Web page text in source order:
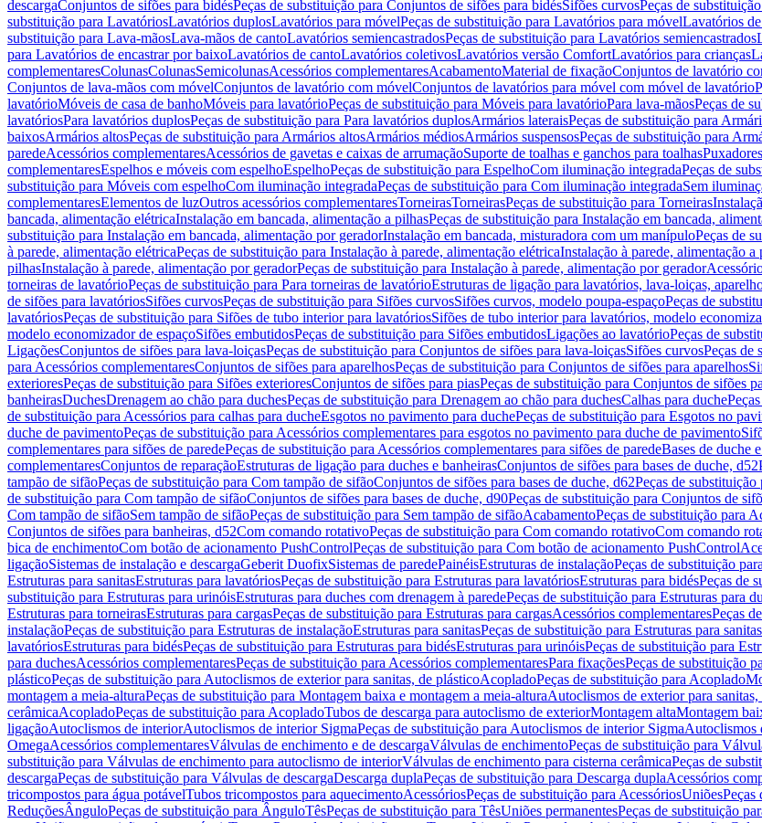
descargaConjuntos de sifões para bidésPeças de substituição para Conjuntos de sifões para bidésSifões curvosPeças de
substituição para LavatóriosLavatórios duplosLavatórios para móvelPeças de substituição para Lavatórios para móvelLavatórios
substituição para Lava-mãosLava-mãos de cantoLavatórios semiencastradosPeças de substituição para Lavatórios semiencastrados
para Lavatórios de encastrar por baixoLavatórios de cantoLavatórios coletivosLavatórios versão ComfortLavatórios para crianças
complementaresColunasColunasSemicolunasAcessórios complementaresAcabamentoMaterial de fixaçãoConjuntos de lavatório
Conjuntos de lava-mãos com móvelConjuntos de lavatório com móvelConjuntos de lavatórios para móvel com móvel de lavatório
lavatórioMóveis de casa de banhoMóveis para lavatórioPeças de substituição para Móveis para lavatórioPara lava-mãosPeças de
lavatóriosPara lavatórios duplosPeças de substituição para Para lavatórios duplosArmários lateraisPeças de substituição para
baixosArmários altosPeças de substituição para Armários altosArmários médiosArmários suspensosPeças de substituição para
paredeAcessórios complementaresAcessórios de gavetas e caixas de arrumaçãoSuporte de toalhas e ganchos para toalhasPuxadores
complementaresEspelhos e móveis com espelhoEspelhoPeças de substituição para EspelhoCom iluminação integradaPeças de
substituição para Móveis com espelhoCom iluminação integradaPeças de substituição para Com iluminação integradaSem
complementaresElementos de luzOutros acessórios complementaresTorneirasTorneirasPeças de substituição para Torneiras
bancada, alimentação elétricaInstalação em bancada, alimentação a pilhasPeças de substituição para Instalação em bancada,
substituição para Instalação em bancada, alimentação por geradorInstalação em bancada, misturadora com um manípuloPeças de
à parede, alimentação elétricaPeças de substituição para Instalação à parede, alimentação elétricaInstalação à parede, alimentação a
pilhasInstalação à parede, alimentação por geradorPeças de substituição para Instalação à parede, alimentação por gerador
torneiras de lavatórioPeças de substituição para Para torneiras de lavatórioEstruturas de ligação para lavatórios, lava-loiças,
de sifões para lavatóriosSifões curvosPeças de substituição para Sifões curvosSifões curvos, modelo poupa-espaçoPeças de
lavatóriosPeças de substituição para Sifões de tubo interior para lavatóriosSifões de tubo interior para lavatórios, modelo
modelo economizador de espaçoSifões embutidosPeças de substituição para Sifões embutidosLigações ao lavatórioPeças de
LigaçõesConjuntos de sifões para lava-loiçasPeças de substituição para Conjuntos de sifões para lava-loiçasSifões curvosPeças de
para Acessórios complementaresConjuntos de sifões para aparelhosPeças de substituição para Conjuntos de sifões para aparelhos
exterioresPeças de substituição para Sifões exterioresConjuntos de sifões para piasPeças de substituição para Conjuntos de sifões
banheirasDuchesDrenagem ao chão para duchesPeças de substituição para Drenagem ao chão para duchesCalhas para duche
de substituição para Acessórios para calhas para ducheEsgotos no pavimento para duchePeças de substituição para Esgotos no
duche de pavimentoPeças de substituição para Acessórios complementares para esgotos no pavimento para duche de pavimento
complementares para sifões de paredePeças de substituição para Acessórios complementares para sifões de paredeBases de duche
complementaresConjuntos de reparaçãoEstruturas de ligação para duches e banheirasConjuntos de sifões para bases de duche, d52
tampão de sifãoPeças de substituição para Com tampão de sifãoConjuntos de sifões para bases de duche, d62Peças de
de substituição para Com tampão de sifãoConjuntos de sifões para bases de duche, d90Peças de substituição para Conjuntos de
Com tampão de sifãoSem tampão de sifãoPeças de substituição para Sem tampão de sifãoAcabamentoPeças de substituição para
Conjuntos de sifões para banheiras, d52Com comando rotativoPeças de substituição para Com comando rotativoCom comando
bica de enchimentoCom botão de acionamento PushControlPeças de substituição para Com botão de acionamento PushControl
ligaçãoSistemas de instalação e descargaGeberit DuofixSistemas de paredePainéisEstruturas de instalaçãoPeças de substituição
Estruturas para sanitasEstruturas para lavatóriosPeças de substituição para Estruturas para lavatóriosEstruturas para bidésPeças de
substituição para Estruturas para urinóisEstruturas para duches com drenagem à paredePeças de substituição para Estruturas para
Estruturas para torneirasEstruturas para cargasPeças de substituição para Estruturas para cargasAcessórios complementaresPeças
instalaçãoPeças de substituição para Estruturas de instalaçãoEstruturas para sanitasPeças de substituição para Estruturas para sanitas
lavatóriosEstruturas para bidésPeças de substituição para Estruturas para bidésEstruturas para urinóisPeças de substituição para
para duchesAcessórios complementaresPeças de substituição para Acessórios complementaresPara fixaçõesPeças de substituição
plásticoPeças de substituição para Autoclismos de exterior para sanitas, de plásticoAcopladoPeças de substituição para Acoplado
montagem a meia-alturaPeças de substituição para Montagem baixa e montagem a meia-alturaAutoclismos de exterior para sanitas,
cerâmicaAcopladoPeças de substituição para AcopladoTubos de descarga para autoclismo de exteriorMontagem altaMontagem
ligaçãoAutoclismos de interiorAutoclismos de interior SigmaPeças de substituição para Autoclismos de interior SigmaAutoclismos
OmegaAcessórios complementaresVálvulas de enchimento e de descargaVálvulas de enchimentoPeças de substituição para
substituição para Válvulas de enchimento para autoclismo de interiorVálvulas de enchimento para cisterna cerâmicaPeças de
descargaPeças de substituição para Válvulas de descargaDescarga duplaPeças de substituição para Descarga duplaAcessórios
tricompostos para água potávelTubos tricompostos para aquecimentoAcessóriosPeças de substituição para AcessóriosUniõesPeças
ReduçõesÂnguloPeças de substituição para ÂnguloTêsPeças de substituição para TêsUniões permanentesPeças de substituição